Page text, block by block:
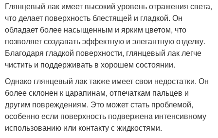
Глянцевый лак имеет высокий уровень отражения света,
что делает поверхность блестящей и гладкой. Он
обладает более насыщенным и ярким цветом, что
позволяет создавать эффектную и элегантную отделку.
Благодаря гладкой поверхности, глянцевый лак легче
чистить и поддерживать в хорошем состоянии.
Однако глянцевый лак также имеет свои недостатки. Он
более склонен к царапинам, отпечаткам пальцев и
другим повреждениям. Это может стать проблемой,
особенно если поверхность подвержена интенсивному
использованию или контакту с жидкостями.